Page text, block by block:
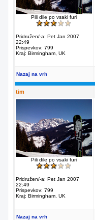
Pili dile po vsaki furi
Pridružen/-a: Pet Jan 2007
22:49
Prispevkov: 799
Kraj: Birmingham, UK
Nazaj na vrh
tim
Pili dile po vsaki furi
Pridružen/-a: Pet Jan 2007
22:49
Prispevkov: 799
Kraj: Birmingham, UK
Nazaj na vrh